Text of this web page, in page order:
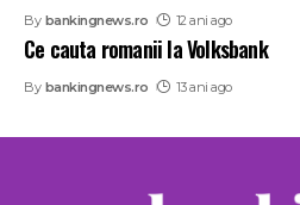
By bankingnews.ro 12 ani ago
Ce cauta romanii la Volksbank
By bankingnews.ro 13 ani ago